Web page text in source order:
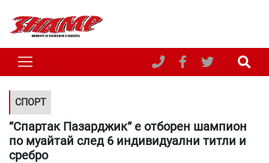
СПОРТ
“Спартак Пазарджик“ е отборен шампион
по муайтай след 6 индивидуални титли и
сребро